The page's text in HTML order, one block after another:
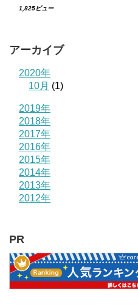
1,825ビュー
アーカイブ
2020年
10月 (1)
2019年
2018年
2017年
2016年
2015年
2014年
2013年
2012年
PR